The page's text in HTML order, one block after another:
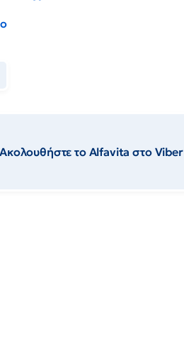
Ακολουθήστε το Αlfavita στο Viber